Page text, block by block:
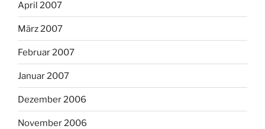
April 2007
März 2007
Februar 2007
Januar 2007
Dezember 2006
November 2006